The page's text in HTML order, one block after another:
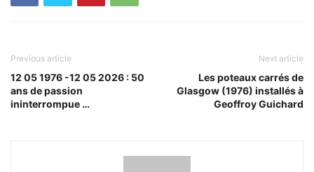
Previous article
12 05 1976 -12 05 2026 : 50
ans de passion
ininterrompue …
Next article
Les poteaux carrés de
Glasgow (1976) installés à
Geoffroy Guichard